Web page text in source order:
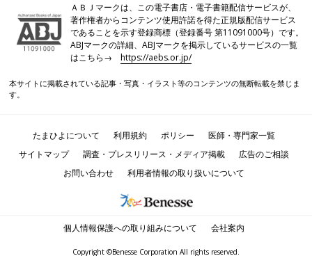
ＡＢＪマークは、この電子書店・電子書籍配信サービスが、
著作権者からコンテンツ使用許諾を得た正規版配信サービス
であることを示す登録商標（登録番号 第11091000号）です。
ABJマークの詳細、ABJマークを掲示しているサービスの一覧
はこちら→https://aebs.or.jp/
本サイトに掲載されている記事・写真・イラスト等のコンテンツの無断転載を禁じま
す。
たまひよについて 利用規約 ポリシー
医師・専門家一覧
サイトマップ
調査・プレスリリース・メディア掲載
広告のご相談
お問い合わせ
利用者情報の取り扱いについて
個人情報保護への取り組みについて 会社案内
Copyright ©Benesse Corporation All rights reserved.